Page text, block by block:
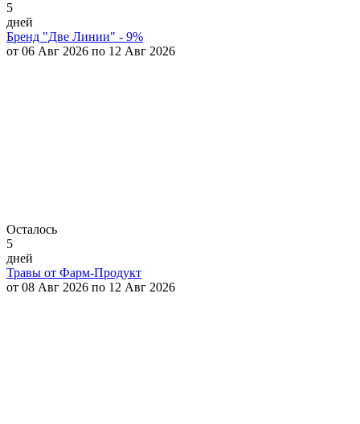
5
дней
Бренд "Две Линии" - 9%
от 06 Авг 2026 по 12 Авг 2026
Осталось
5
дней
Травы от Фарм-Продукт
от 08 Авг 2026 по 12 Авг 2026